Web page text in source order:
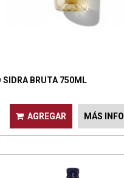
SIDRA BRUTA 750ML
AGREGAR MÁS INFO